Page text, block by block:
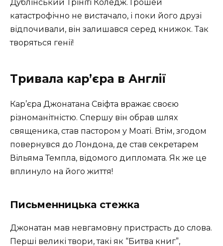
Дублінський Трініті Коледж. Грошей
катастрофічно не вистачало, і поки його друзі
відпочивали, він залишався серед книжок. Так
творяться генії!
Тривала кар’єра в Англії
Кар’єра Джонатана Свіфта вражає своєю
різноманітністю. Спершу він обрав шлях
священика, став пастором у Моаті. Втім, згодом
повернувся до Лондона, де став секретарем
Вільяма Темпла, відомого дипломата. Як же це
вплинуло на його життя!
Письменницька стежка
Джонатан мав невгамовну пристрасть до слова.
Перші великі твори, такі як “Битва книг”,